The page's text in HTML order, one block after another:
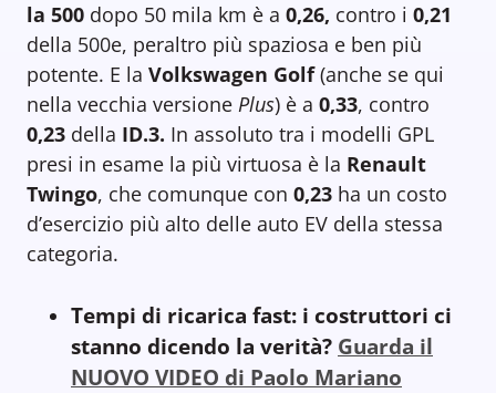
la 500 dopo 50 mila km è a 0,26, contro i 0,21
della 500e, peraltro più spaziosa e ben più
potente. E la Volkswagen Golf(anche se qui
nella vecchia versione Plus) è a 0,33, contro
0,23 della ID.3. In assoluto tra i modelli GPL
presi in esame la più virtuosa è la Renault
Twingo, che comunque con 0,23 ha un costo
d’esercizio più alto delle auto EV della stessa
categoria.
Tempi di ricarica fast: i costruttori ci
stanno dicendo la verità? Guarda il
NUOVO VIDEO di Paolo Mariano